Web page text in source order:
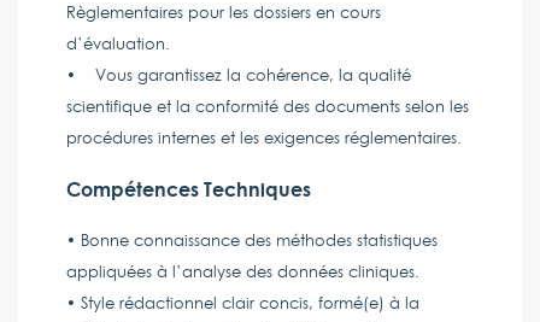
Règlementaires pour les dossiers en cours
d’évaluation.
• Vous garantissez la cohérence, la qualité
scientifique et la conformité des documents selon les
procédures internes et les exigences réglementaires.
Compétences Techniques
• Bonne connaissance des méthodes statistiques
appliquées à l’analyse des données cliniques.
• Style rédactionnel clair concis, formé(e) à la